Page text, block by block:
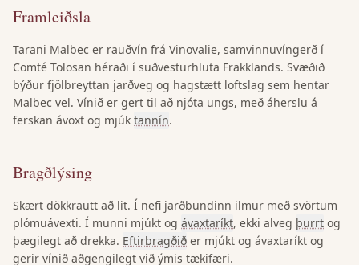
Framleiðsla
Tarani Malbec er rauðvín frá Vinovalie, samvinnuvíngerð í
Comté Tolosan héraði í suðvesturhluta Frakklands. Svæðið
býður fjölbreyttan jarðveg og hagstætt loftslag sem hentar
Malbec vel. Vínið er gert til að njóta ungs, með áherslu á
ferskan ávöxt og mjúk tannín.
Bragðlýsing
Skært dökkrautt að lit. Í nefi jarðbundinn ilmur með svörtum
plómuávexti. Í munni mjúkt og ávaxtaríkt, ekki alveg þurrt og
þægilegt að drekka. Eftirbragðið er mjúkt og ávaxtaríkt og
gerir vínið aðgengilegt við ýmis tækifæri.